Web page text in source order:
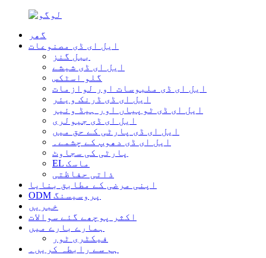
گھر
ایل ای ڈی مصنوعات
ببل گنز
ایل ای ڈی شیشے
گلو اسٹکس
ایل ای ڈی ملبوسات اور لوازمات
ایل ای ڈی ڈرنک ویئر
ایل ای ڈی ٹوپیاں اور ہیڈ وئیر
ایل ای ڈی جیولری
ایل ای ڈی پارٹی کے حق میں
ایل ای ڈی دھوپ کے چشمے۔
پارٹی کی سجاوٹ
EL ماسک
ذاتی حفاظتی
اپنی مرضی کے مطابق بنایا
ODM پروسیسنگ
خبریں
اکثر پوچھے گئے سوالات
ہمارے بارے میں
فیکٹری ٹور
ہم سے رابطہ کریں۔